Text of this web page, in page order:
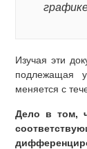
Изучая эти
подлежащая
меняется с
Дело в том,